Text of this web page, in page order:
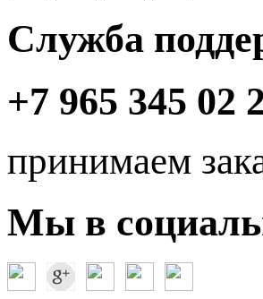
Служба
+7 965 345 02
принимаем
Мы в